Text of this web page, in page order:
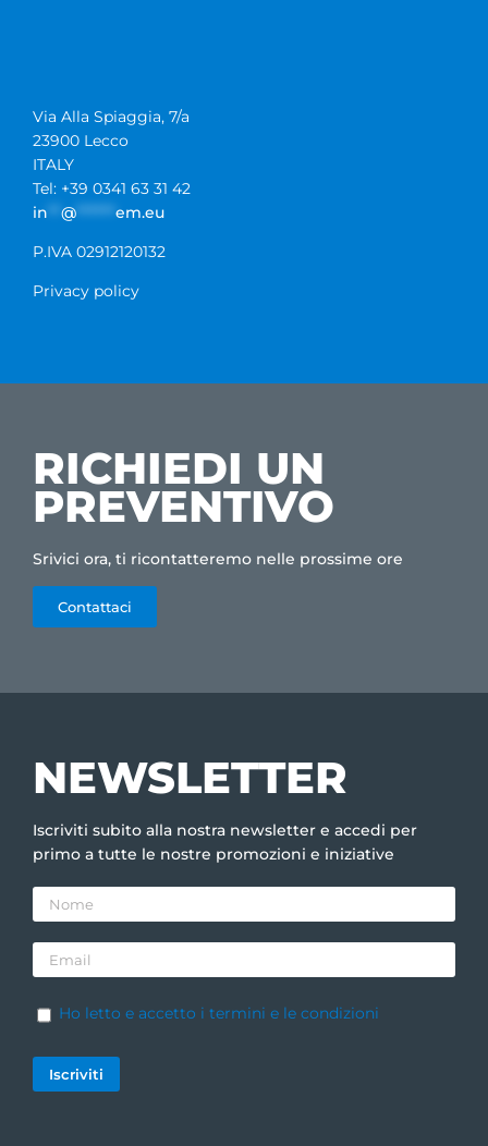
Via Alla Spiaggia, 7/a
23900 Lecco
ITALY
Tel: +39 0341 63 31 42
in
@ ****** em.eu
P.IVA 02912120132
Privacy policy
RICHIEDI UN
PREVENTIVO
Srivici ora, ti ricontatteremo nelle prossime ore
Contattaci
NEWSLETTER
Iscriviti subito alla nostra newsletter e accedi per
primo a tutte le nostre promozioni e iniziative
Ho letto e accetto i termini e le condizioni